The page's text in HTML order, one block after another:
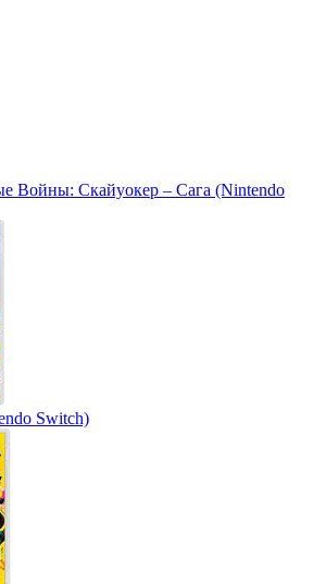
Войны: Скайуокер – Сага (Nintendo
Switch)